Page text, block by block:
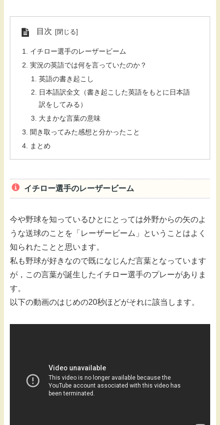
目次
イチロー選手のレーザービーム
実況の英語では何を言っていたのか？
英語の書き起こし
日本語訳全文（書き起こした英語をもとに日本語
訳をしてみる）
大まかな言葉の意味
聞き取ってみた感想と分かったこと
まとめ
イチロー選手のレーザービーム
今や野球を知っているひとにとっては外野からの矢のよ
うな送球のことを「レーザービーム」ということはよく
知られたことと思います。
私も野球が好きなので既になじんだ言葉となっています
が，この言葉が誕生したイチロー選手のプレーがありま
す。
以下の動画のはじめの20秒ほどがそれに該当します。